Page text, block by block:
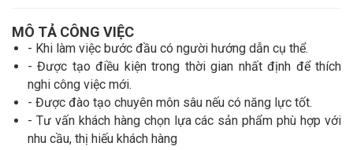
MÔ TẢ CÔNG VIỆC
- Khi làm việc bước đầu có người hướng dẫn cụ thể.
- Được tạo điều kiện trong thời gian nhất định để thích
nghi công việc mới.
- Được đào tạo chuyên môn sâu nếu có năng lực tốt.
- Tư vấn khách hàng chọn lựa các sản phẩm phù hợp với
nhu cầu, thị hiếu khách hàng